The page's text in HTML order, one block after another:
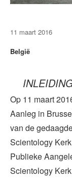
11 maart 2016
België
Op 11 maart
Aanleg in
van de
Scientology
Publieke
Scientology